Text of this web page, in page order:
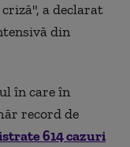
a declarat
din
în care în
record de
614 cazuri